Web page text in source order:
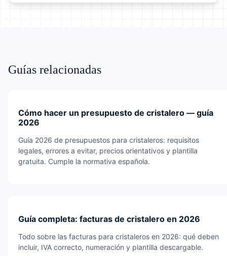
Guías relacionadas
Cómo hacer un presupuesto de cristalero — guía
2026
Guía 2026 de presupuestos para cristaleros: requisitos
legales, errores a evitar, precios orientativos y plantilla
gratuita. Cumple la normativa española.
Guía completa: facturas de cristalero en 2026
Todo sobre las facturas para cristaleros en 2026: qué deben
incluir, IVA correcto, numeración y plantilla descargable.